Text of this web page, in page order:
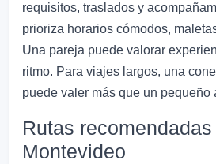
requisitos, traslados y
prioriza horarios cómodos,
Una pareja puede valorar
ritmo. Para viajes largos, una
puede valer más que un pequeño
Rutas
Montevideo